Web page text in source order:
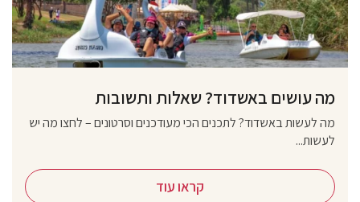
מה עושים באשדוד? שאלות ותשובות
מה לעשות באשדוד? לתכנים הכי מעודכנים וסרטונים – לחצו מה יש
לעשות...
קראו עוד